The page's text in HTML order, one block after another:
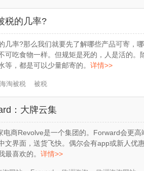
税的几率?
几率?那么我们就要先了解哪些产品可寄，
可吃食物一样。但规矩是死的，人是活的
等，都是可以少量邮寄的。 详情>>
海淘被税 被税
：大牌云集
电商Revolve是一个集团的。Forward会更
文界面，送货飞快。偶尔会有app或新人优
最喜欢的。 详情>>